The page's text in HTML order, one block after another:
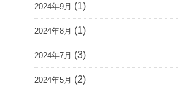
2024年9月 (1)
2024年8月 (1)
2024年7月 (3)
2024年5月 (2)